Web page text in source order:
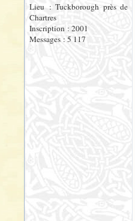
Lieu : Tuckborough près de
Chartres
Inscription : 2001
Messages : 5 117